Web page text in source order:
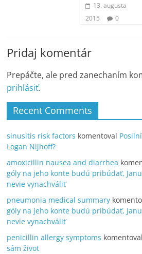
13. augusta
2015
0
Pridaj komentár
Prepáčte, ale pred zanechaním
prihlásiť.
Recent Comments
sinusitis risk factors komentoval
Logan Nijhoff?
amoxicillin nausea and diarrhea
góly na jeho konte budú pribúdať,
nevie vynachváliť
pneumonia medical summary
góly na jeho konte budú pribúdať,
nevie vynachváliť
penicillin allergy symptoms komentoval
sám život